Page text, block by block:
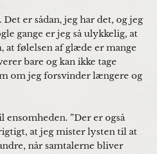
er sådan, jeg har det, og jeg
gange er jeg så ulykkelig, at
at følelsen af glæde er mange
bare og kan ikke tage
om jeg forsvinder længere og
ensomheden. ”Der er også
at jeg mister lysten til at
når samtalerne bliver